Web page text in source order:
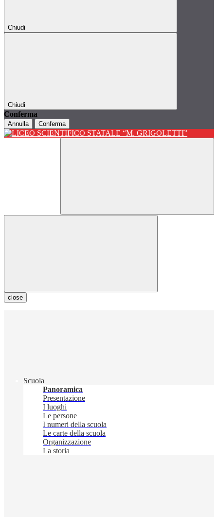
Chiudi
Chiudi
Conferma
Annulla Conferma
close
Scuola
Panoramica
Presentazione
I luoghi
Le persone
I numeri della scuola
Le carte della scuola
Organizzazione
La storia